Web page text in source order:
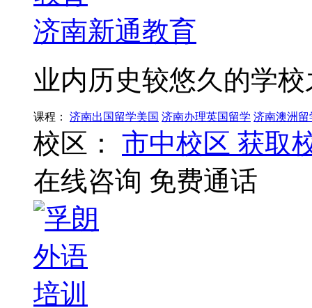
济南新通教育
业内历史较悠久的学校
课程： 济南出国留学美国 济南办理英国留学 济南澳洲留
校区： 市中校区 获取
在线咨询 免费通话